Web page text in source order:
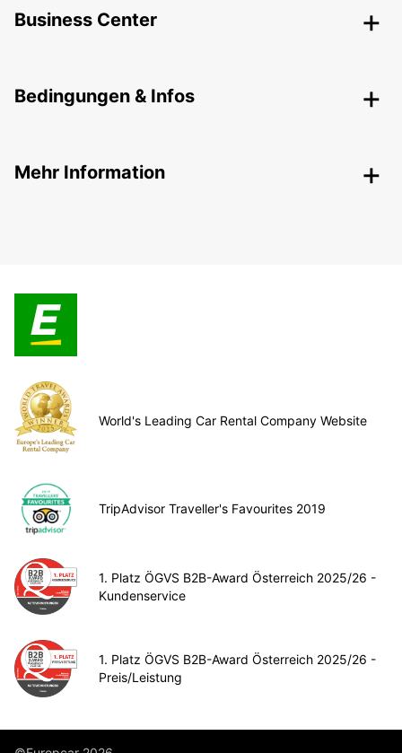
Business Center
Bedingungen & Infos
Mehr Information
World's Leading Car Rental Company Website
TripAdvisor Traveller's Favourites 2019
1. Platz ÖGVS B2B-Award Österreich 2025/26 -
Kundenservice
1. Platz ÖGVS B2B-Award Österreich 2025/26 -
Preis/Leistung